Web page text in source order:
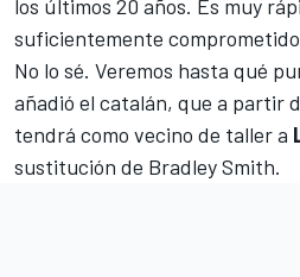
los últimos 20 años. Es muy
suficientemente
No lo sé. Veremos hasta qué
añadió el catalán, que a partir
tendrá como vecino de taller a
sustitución de Bradley Smith.